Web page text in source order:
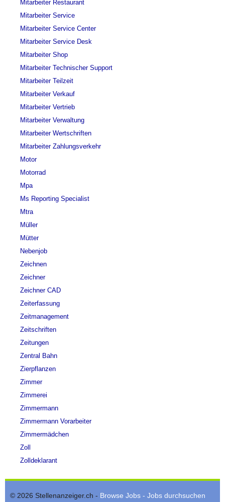
Mitarbeiter Restaurant
Mitarbeiter Service
Mitarbeiter Service Center
Mitarbeiter Service Desk
Mitarbeiter Shop
Mitarbeiter Technischer Support
Mitarbeiter Teilzeit
Mitarbeiter Verkauf
Mitarbeiter Vertrieb
Mitarbeiter Verwaltung
Mitarbeiter Wertschriften
Mitarbeiter Zahlungsverkehr
Motor
Motorrad
Mpa
Ms Reporting Specialist
Mtra
Müller
Mütter
Nebenjob
Zeichnen
Zeichner
Zeichner CAD
Zeiterfassung
Zeitmanagement
Zeitschriften
Zeitungen
Zentral Bahn
Zierpflanzen
Zimmer
Zimmerei
Zimmermann
Zimmermann Vorarbeiter
Zimmermädchen
Zoll
Zolldeklarant
© 2026 Stellenanzeiger.ch - Browse Jobs - Jobs durchsuchen